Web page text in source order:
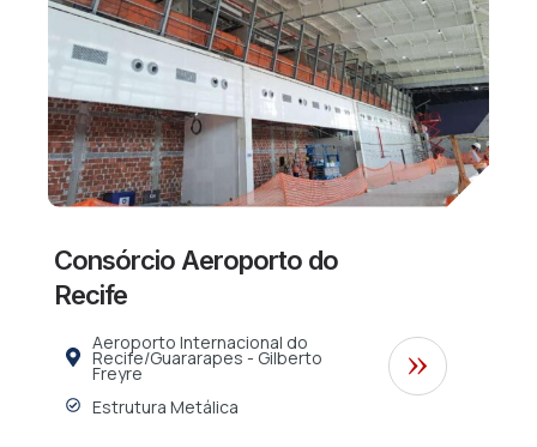
Consórcio Aeroporto do
Recife
Aeroporto Internacional do
Recife/Guararapes - Gilberto
Freyre
Estrutura Metálica